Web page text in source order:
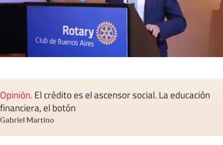
Opinión. El crédito es el ascensor social. La educación
financiera, el botón
Gabriel Martino